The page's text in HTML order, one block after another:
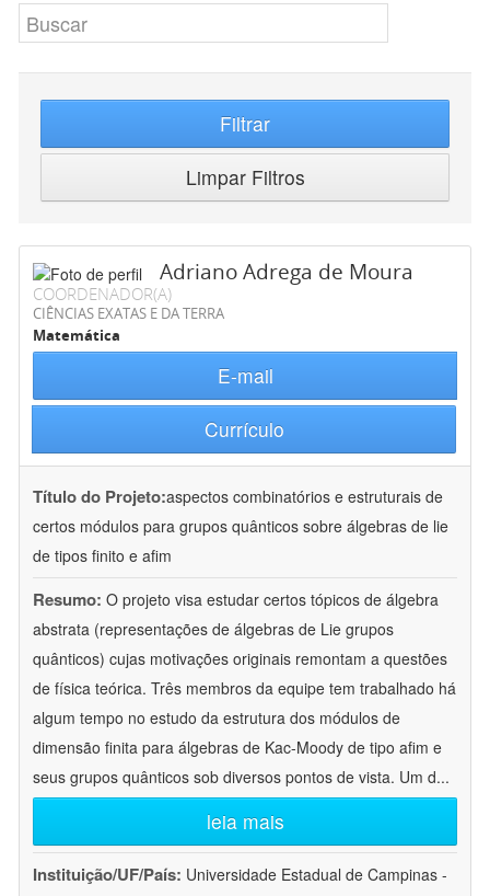
Filtrar
Limpar Filtros
Adriano Adrega de Moura
COORDENADOR(A)
CIÊNCIAS EXATAS E DA TERRA
Matemática
E-mail
Currículo
Título do Projeto:aspectos combinatórios e estruturais de
certos módulos para grupos quânticos sobre álgebras de lie
de tipos finito e afim
Resumo: O projeto visa estudar certos tópicos de álgebra
abstrata (representações de álgebras de Lie grupos
quânticos) cujas motivações originais remontam a questões
de física teórica. Três membros da equipe tem trabalhado há
algum tempo no estudo da estrutura dos módulos de
dimensão finita para álgebras de Kac-Moody de tipo afim e
seus grupos quânticos sob diversos pontos de vista. Um d...
leia mais
Instituição/UF/País: Universidade Estadual de Campinas -